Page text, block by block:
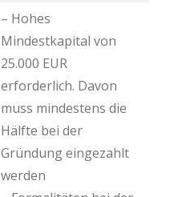
– Hohes
Mindestkapital von
25.000 EUR
erforderlich. Davon
muss mindestens die
Hälfte bei der
Gründung eingezahlt
werden